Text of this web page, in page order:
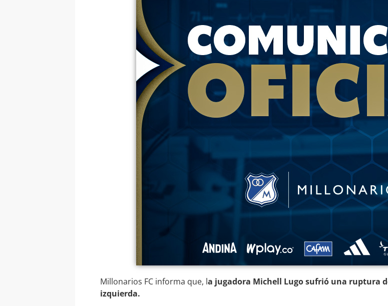
Millonarios FC informa que, la jugadora Michell Lugo sufrió una ruptura
izquierda.